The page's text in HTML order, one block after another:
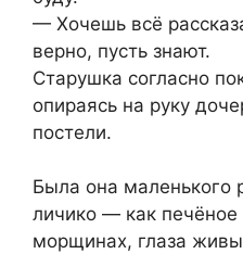
— Хочешь всё
верно, пусть знают.
Старушка согласно
опираясь на руку
постели.
Была она маленького
личико — как печёное
морщинах, глаза